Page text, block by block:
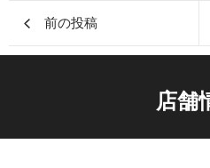
前の投稿
店舗